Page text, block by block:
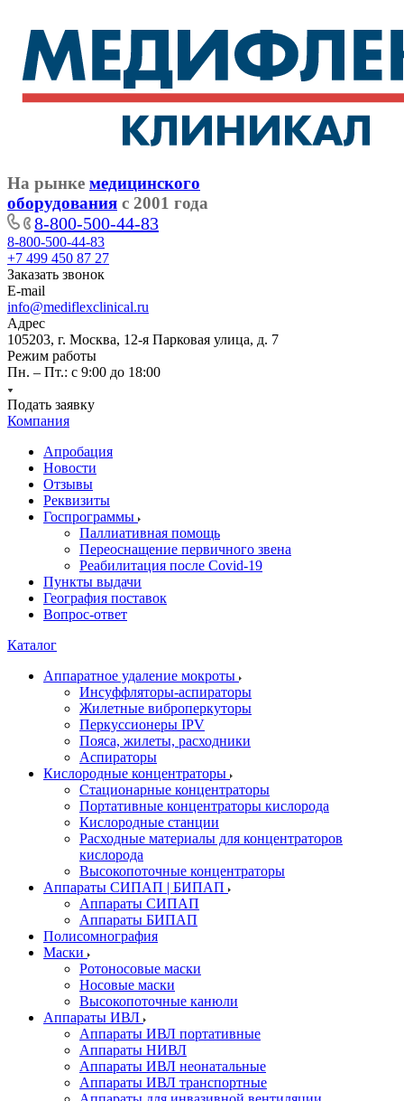
На рынке медицинского
оборудования с 2001 года
8-800-500-44-83
8-800-500-44-83
+7 499 450 87 27
Заказать звонок
E-mail
info@mediflexclinical.ru
Адрес
105203, г. Москва, 12-я Парковая улица, д. 7
Режим работы
Пн. – Пт.: с 9:00 до 18:00
Подать заявку
Компания
Апробация
Новости
Отзывы
Реквизиты
Госпрограммы
Паллиативная помощь
Переоснащение первичного звена
Реабилитация после Covid-19
Пункты выдачи
География поставок
Вопрос-ответ
Каталог
Аппаратное удаление мокроты
Инсуффляторы-аспираторы
Жилетные виброперкуторы
Перкуссионеры IPV
Пояса, жилеты, расходники
Аспираторы
Кислородные концентраторы
Стационарные концентраторы
Портативные концентраторы кислорода
Кислородные станции
Расходные материалы для концентраторов
кислорода
Высокопоточные концентраторы
Аппараты СИПАП | БИПАП
Аппараты СИПАП
Аппараты БИПАП
Полисомнография
Маски
Ротоносовые маски
Носовые маски
Высокопоточные канюли
Аппараты ИВЛ
Аппараты ИВЛ портативные
Аппараты НИВЛ
Аппараты ИВЛ неонатальные
Аппараты ИВЛ транспортные